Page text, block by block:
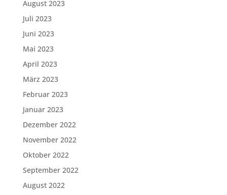
August 2023
Juli 2023
Juni 2023
Mai 2023
April 2023
März 2023
Februar 2023
Januar 2023
Dezember 2022
November 2022
Oktober 2022
September 2022
August 2022